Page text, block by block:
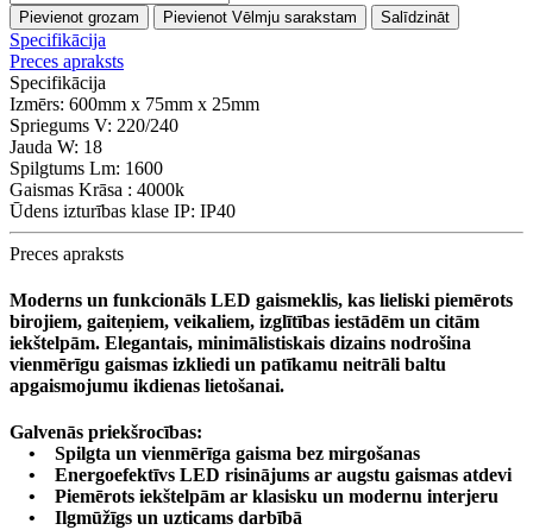
Pievienot grozam Pievienot Vēlmju sarakstam Salīdzināt
Specifikācija
Preces apraksts
Specifikācija
Izmērs: 600mm x 75mm x 25mm
Spriegums V: 220/240
Jauda W: 18
Spilgtums Lm: 1600
Gaismas Krāsa : 4000k
Ūdens izturības klase IP: IP40
Preces apraksts
Moderns un funkcionāls LED gaismeklis, kas lieliski piemērots
birojiem, gaiteņiem, veikaliem, izglītības iestādēm un citām
iekštelpām. Elegantais, minimālistiskais dizains nodrošina
vienmērīgu gaismas izkliedi un patīkamu neitrāli baltu
apgaismojumu ikdienas lietošanai.
Galvenās priekšrocības:
• Spilgta un vienmērīga gaisma bez mirgošanas
• Energoefektīvs LED risinājums ar augstu gaismas atdevi
• Piemērots iekštelpām ar klasisku un modernu interjeru
• Ilgmūžīgs un uzticams darbībā